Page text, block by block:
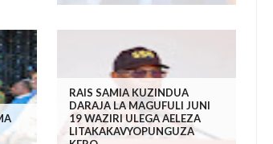
RAIS SAMIA KUZINDUA
DARAJA LA MAGUFULI JUNI
19 WAZIRI ULEGA AELEZA
LITAKAKAVYOPUNGUZA